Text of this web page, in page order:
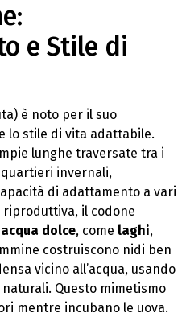
e Stile di
è noto per il suo
lo stile di vita adattabile.
lunghe traversate tra i
invernali,
di adattamento a vari
riproduttiva, il codone
acqua dolce, come laghi,
costruiscono nidi ben
vicino all’acqua, usando
Questo mimetismo
mentre incubano le uova.